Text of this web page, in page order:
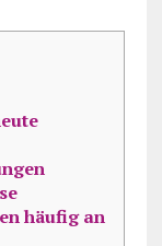
häufig an